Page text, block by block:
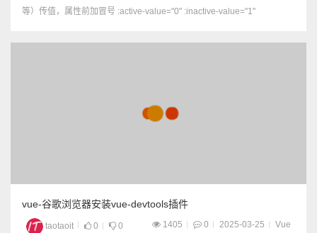
等）传值，属性前加冒号 :active-value="0" :inactive-value="1"
vue-谷歌浏览器安装vue-devtools插件
taotaoit 0 0 1405 0 2025-03-25 Vue